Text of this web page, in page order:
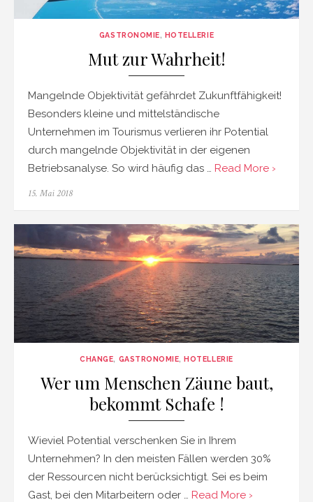
GASTRONOMIE, HOTELLERIE
Mut zur Wahrheit!
Mangelnde Objektivität gefährdet Zukunftfähigkeit!
Besonders kleine und mittelständische
Unternehmen im Tourismus verlieren ihr Potential
durch mangelnde Objektivität in der eigenen
Betriebsanalyse. So wird häufig das … Read More ›
Posted
15. Mai 2018
CHANGE, GASTRONOMIE,HOTELLERIE
Wer um Menschen Zäune baut,
bekommt Schafe !
Wieviel Potential verschenken Sie in Ihrem
Unternehmen? In den meisten Fällen werden 30%
der Ressourcen nicht berücksichtigt. Sei es beim
Gast, bei den Mitarbeitern oder … Read More ›